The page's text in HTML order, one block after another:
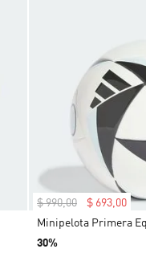
$ 990,00 $ 693 00
Minipelota Primera
30%